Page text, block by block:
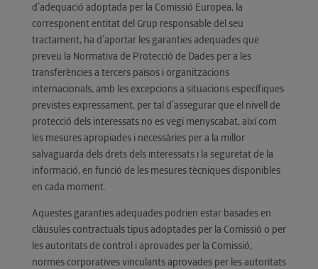
d’adequació adoptada per la Comissió Europea, la
corresponent entitat del Grup responsable del seu
tractament, ha d’aportar les garanties adequades que
preveu la Normativa de Protecció de Dades per a les
transferències a tercers països i organitzacions
internacionals, amb les excepcions a situacions específiques
previstes expressament, per tal d’assegurar que el nivell de
protecció dels interessats no es vegi menyscabat, així com
les mesures apropiades i necessàries per a la millor
salvaguarda dels drets dels interessats i la seguretat de la
informació, en funció de les mesures tècniques disponibles
en cada moment.
Aquestes garanties adequades podrien estar basades en
clàusules contractuals tipus adoptades per la Comissió o per
les autoritats de control i aprovades per la Comissió;
normes corporatives vinculants aprovades per les autoritats